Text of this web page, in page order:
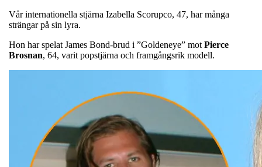
Vår internationella stjärna Izabella Scorupco, 47, har många
strängar på sin lyra.
Hon har spelat James Bond-brud i ”Goldeneye” mot Pierce
Brosnan, 64, varit popstjärna och framgångsrik modell.